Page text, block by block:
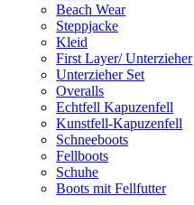
Beach Wear
Steppjacke
Kleid
First Layer/ Unterzieher
Unterzieher Set
Overalls
Echtfell Kapuzenfell
Kunstfell-Kapuzenfell
Schneeboots
Fellboots
Schuhe
Boots mit Fellfutter